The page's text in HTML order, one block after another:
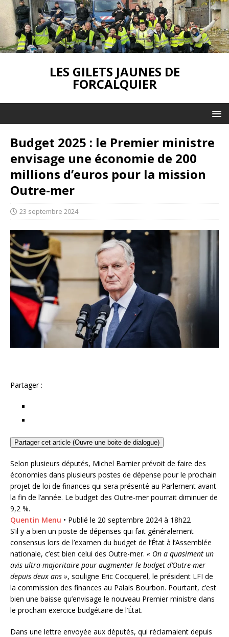
LES GILETS JAUNES DE
FORCALQUIER
Budget 2025 : le Premier ministre
envisage une économie de 200
millions d’euros pour la mission
Outre-mer
23 septembre 2024
Partager :
Partager cet article (Ouvre une boite de dialogue)
Selon plusieurs députés, Michel Barnier prévoit de faire des
économies dans plusieurs postes de dépense pour le prochain
projet de loi de finances qui sera présenté au Parlement avant
la fin de l’année. Le budget des Outre-mer pourrait diminuer de
9,2 %.
Quentin Menu • Publié le 20 septembre 2024 à 18h22
S’il y a bien un poste de dépenses qui fait généralement
consensus lors de l’examen du budget de l’État à l’Assemblée
nationale, c’est bien celui des Outre-mer. « On a quasiment un
avis ultra-majoritaire pour augmenter le budget d’Outre-mer
depuis deux ans », souligne Eric Cocquerel, le président LFI de
la commission des finances au Palais Bourbon. Pourtant, c’est
bien une baisse qu’envisage le nouveau Premier ministre dans
le prochain exercice budgétaire de l’État.
Dans une lettre envoyée aux députés, qui réclamaient depuis